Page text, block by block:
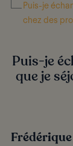
Puis-je
chez des
Puis-je
que je
Frédérique